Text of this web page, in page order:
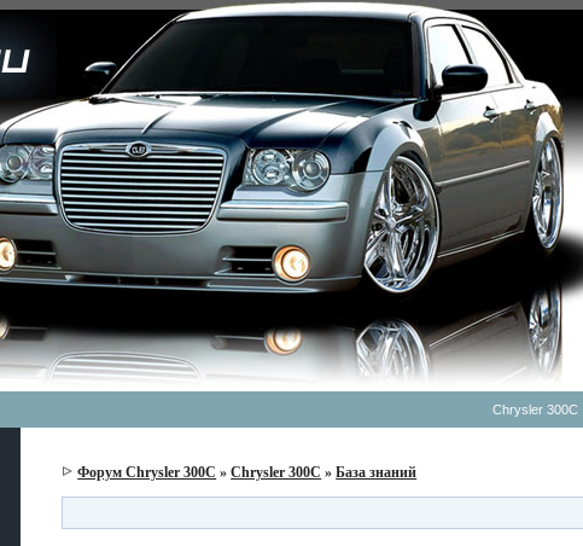
Chrysler 300C
Форум Chrysler 300C »Chrysler 300C »База знаний